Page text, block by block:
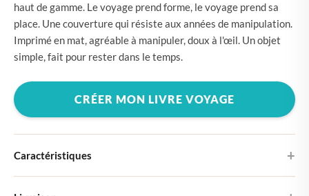
haut de gamme. Le voyage prend forme, le voyage prend sa
place. Une couverture qui résiste aux années de manipulation.
Imprimé en mat, agréable à manipuler, doux à l'œil. Un objet
simple, fait pour rester dans le temps.
CRÉER MON LIVRE VOYAGE
Caractéristiques